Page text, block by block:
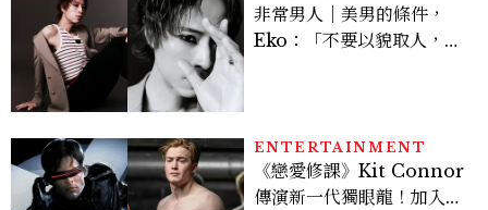
非常男人｜美男的條件，
Eko：「不要以貌取人，內
ENTERTAINMENT
《戀愛修課》Kit Connor
傳演新一代獨眼龍！加入新